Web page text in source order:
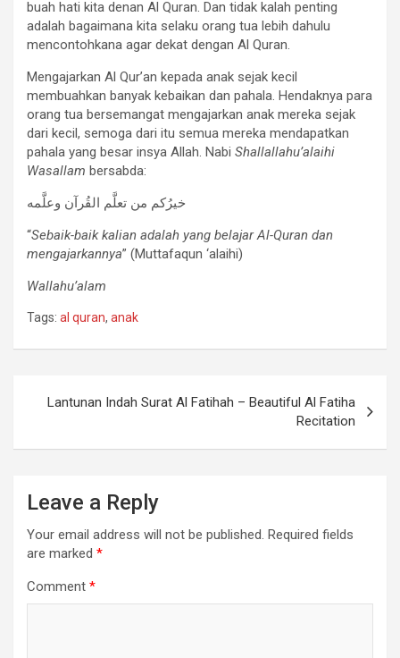
buah hati kita denan Al Quran. Dan tidak kalah penting
adalah bagaimana kita selaku orang tua lebih dahulu
mencontohkana agar dekat dengan Al Quran.
Mengajarkan Al Qur’an kepada anak sejak kecil
membuahkan banyak kebaikan dan pahala. Hendaknya para
orang tua bersemangat mengajarkan anak mereka sejak
dari kecil, semoga dari itu semua mereka mendapatkan
pahala yang besar insya Allah. Nabi Shallallahu’alaihi
Wasallam bersabda:
خيرُكم من تعلَّم القُرآن وعلَّمه
“Sebaik-baik kalian adalah yang belajar Al-Quran dan
mengajarkannya” (Muttafaqun ‘alaihi)
Wallahu’alam
Tags: al quran, anak
Lantunan Indah Surat Al Fatihah – Beautiful Al Fatiha
Recitation
Leave a Reply
Your email address will not be published. Required fields
are marked *
Comment *